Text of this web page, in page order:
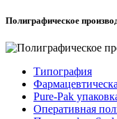
Полиграфическое
Типография
Pure-Pak
Оперативная